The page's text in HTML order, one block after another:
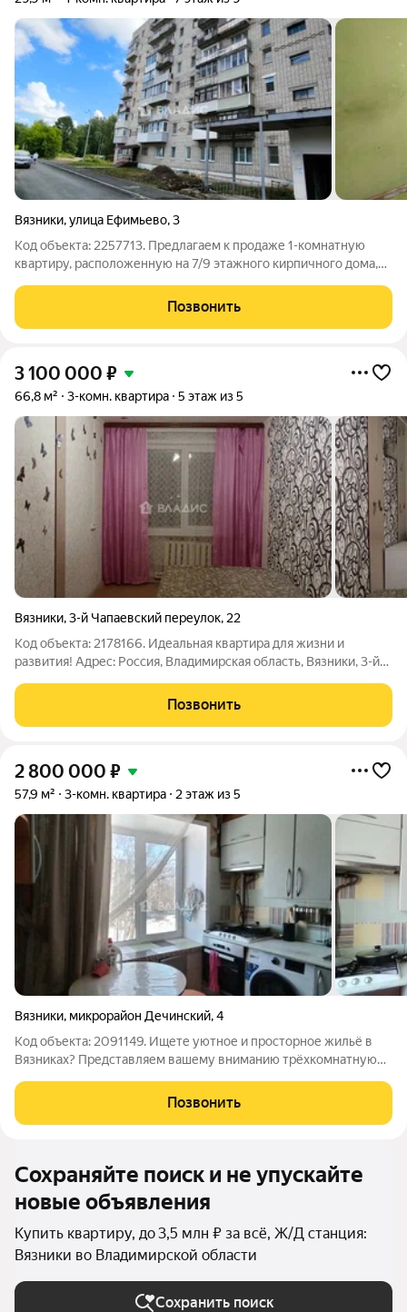
Вязники,улица Ефимьево,3
Код объекта: 2257713. Предлагаем к продаже 1-комнатную
квартиру, расположенную на 7/9 этажного кирпичного дома,
балкона открывается красивый вид, его также можно
использовать как
Позвонить
3 100 000 ₽
66,8 м² 3-комн. квартира 5 этаж из 5
Вязники,3-й Чапаевский переулок, 22
Код объекта: 2178166. Идеальная квартира для жизни и
развития! Адрес: Россия, Владимирская область, Вязники, 3-й
трёхкомнатная квартира на пятом этаже пятиэтажного
панельного дома ждёт своих
Позвонить
2 800 000 ₽
57,9 м² 3-комн. квартира 2 этаж из 5
Вязники, микрорайон Дечинский,4
Код объекта: 2091149. Ищете уютное и просторное жильё в
Вязниках? Представляем вашему вниманию трёхкомнатную
объект идеально подойдёт как для семей с детьми, так и для
пар без детей,
Позвонить
Сохраняйте поиск и не упускайте
новые объявления
Купить квартиру, до 3,5 млн ₽ за всё, Ж/Д станция:
Вязники во Владимирской области
Сохранить поиск